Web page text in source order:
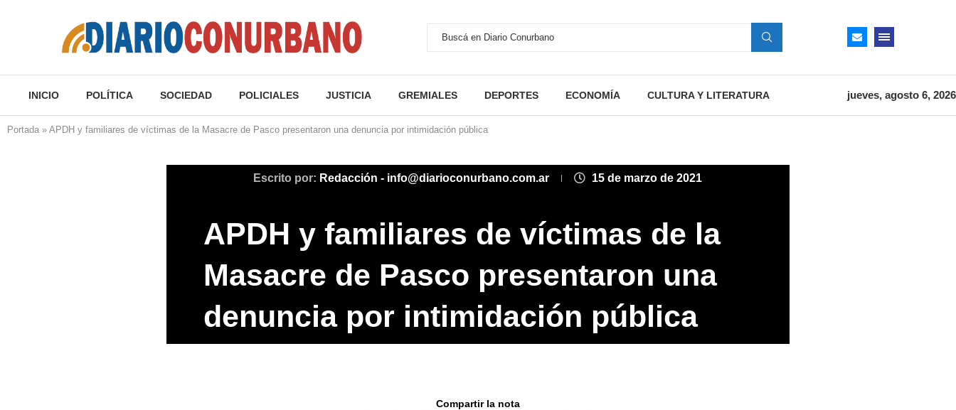
INICIO POLÍTICA SOCIEDAD POLICIALES JUSTICIA GREMIALES DEPORTES ECONOMÍA CULTURA Y LITERATURA jueves, agosto 6, 2026
Portada » APDH y familiares de víctimas de la Masacre de Pasco presentaron una denuncia por intimidación pública
Escrito por: Redacción - info@diarioconurbano.com.ar 15 de marzo de 2021
APDH y familiares de víctimas de la
Masacre de Pasco presentaron una
denuncia por intimidación pública
Compartir la nota